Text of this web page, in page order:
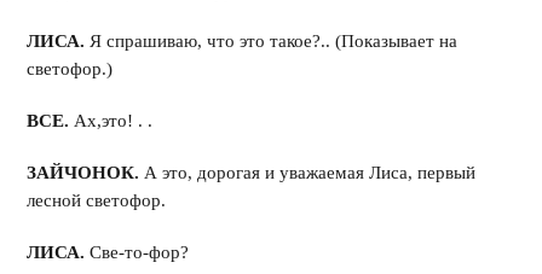
ЛИСА. Я спрашиваю, что это такое?.. (Показывает на
светофор.)
ВСЕ. Ах,это! . .
ЗАЙЧОНОК. А это, дорогая и уважаемая Лиса, первый
лесной светофор.
ЛИСА.Све-то-фор?